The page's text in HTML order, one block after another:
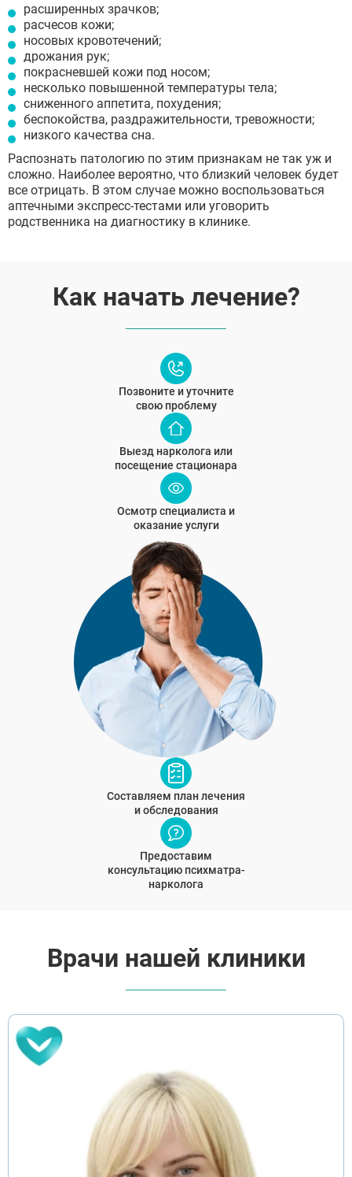
расширенных зрачков;
расчесов кожи;
носовых кровотечений;
дрожания рук;
покрасневшей кожи под носом;
несколько повышенной температуры тела;
сниженного аппетита, похудения;
беспокойства, раздражительности, тревожности;
низкого качества сна.
Распознать патологию по этим признакам не так уж и
сложно. Наиболее вероятно, что близкий человек будет
все отрицать. В этом случае можно воспользоваться
аптечными экспресс-тестами или уговорить
родственника на диагностику в клинике.
Как начать лечение?
Позвоните и уточните
свою проблему
Выезд нарколога или
посещение стационара
Осмотр специалиста и
оказание услуги
Составляем план лечения
и обследования
Предоставим
консультацию психматра-
нарколога
Врачи нашей клиники
Балашиха
Воскресенск
Долгопрудный
Домодедово
Ивантеевка
Красногорск